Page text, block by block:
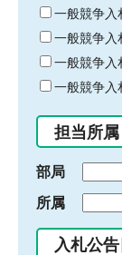
キ
ー
ワ
ー
ド
入
力
一般競争入
一般競争入
一般競争入
一般競争入
担当所属
部局
所属
入札公告